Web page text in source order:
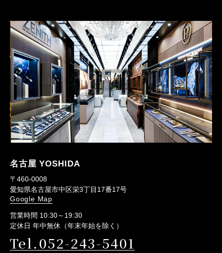
名古屋 YOSHIDA
〒460-0008
愛知県名古屋市中区栄3丁目17番17号
Google Map
営業時間 10:30～19:30
定休日 年中無休（年末年始を除く）
Tel.052-243-5401